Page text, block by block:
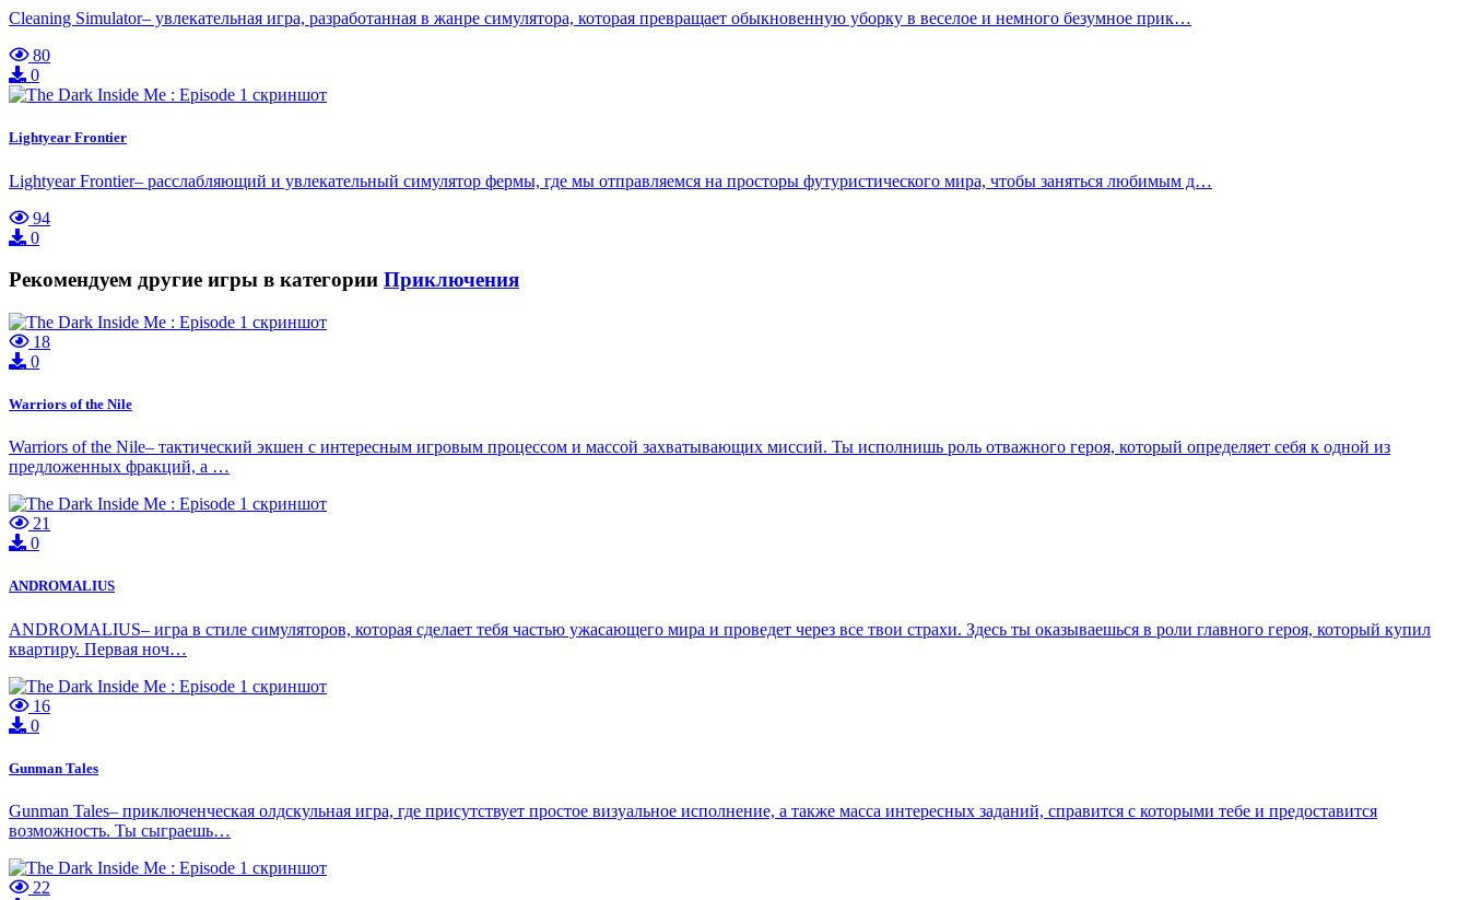
Cleaning Simulator– увлекательная игра, разработанная в жанре симулятора, которая превращает обыкновенную уборку в веселое и немного безумное прик…
80
0
Lightyear Frontier
Lightyear Frontier– расслабляющий и увлекательный симулятор фермы, где мы отправляемся на просторы футуристического мира, чтобы заняться любимым д…
94
0
Рекомендуем другие игры в категории Приключения
18
0
Warriors of the Nile
Warriors of the Nile– тактический экшен с интересным игровым процессом и массой захватывающих миссий. Ты исполнишь роль отважного героя, который определяет себя к одной из
предложенных фракций, а …
21
0
ANDROMALIUS
ANDROMALIUS– игра в стиле симуляторов, которая сделает тебя частью ужасающего мира и проведет через все твои страхи. Здесь ты оказываешься в роли главного героя, который купил
квартиру. Первая ноч…
16
0
Gunman Tales
Gunman Tales– приключенческая олдскульная игра, где присутствует простое визуальное исполнение, а также масса интересных заданий, справится с которыми тебе и предоставится
возможность. Ты сыграешь…
22